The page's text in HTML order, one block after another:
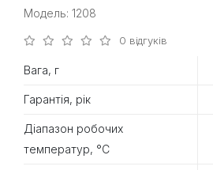
Модель: 1208
0 відгуків
Вага, г
Гарантія, рік
Діапазон робочих
температур, °С